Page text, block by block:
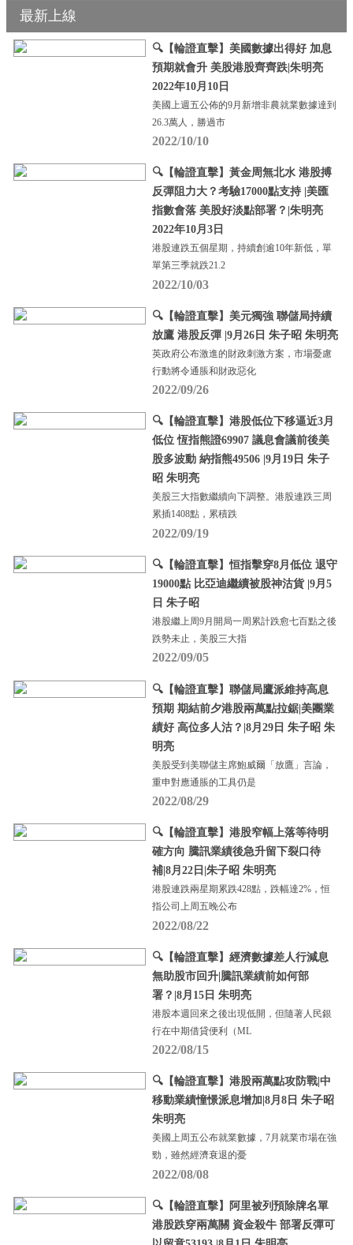
最新上線
🔍【輪證直擊】美國數據出得好 加息
預期就會升 美股港股齊齊跌|朱明亮
2022年10月10日
美國上週五公佈的9月新增非農就業數據達到
26.3萬人，勝過市
2022/10/10
🔍【輪證直擊】黃金周無北水 港股搏
反彈阻力大？考驗17000點支持 |美匯
指數會落 美股好淡點部署？|朱明亮
2022年10月3日
港股連跌五個星期，持續創逾10年新低，單
單第三季就跌21.2
2022/10/03
🔍【輪證直擊】美元獨強 聯儲局持續
放鷹 港股反彈 |9月26日 朱子昭 朱明亮
英政府公布激進的財政刺激方案，市場憂慮
行動將令通脹和財政惡化
2022/09/26
🔍【輪證直擊】港股低位下移逼近3月
低位 恆指熊證69907 議息會議前後美
股多波動 納指熊49506 |9月19日 朱子
昭 朱明亮
美股三大指數繼續向下調整。港股連跌三周
累插1408點，累積跌
2022/09/19
🔍【輪證直擊】恒指擊穿8月低位 退守
19000點 比亞迪繼續被股神沽貨 |9月5
日 朱子昭
港股繼上周9月開局一周累計跌愈七百點之後
跌勢未止，美股三大指
2022/09/05
🔍【輪證直擊】聯儲局鷹派維持高息
預期 期結前夕港股兩萬點拉鋸|美團業
績好 高位多人沽？|8月29日 朱子昭 朱
明亮
美股受到美聯儲主席鮑威爾「放鷹」言論，
重申對應通脹的工具仍是
2022/08/29
🔍【輪證直擊】港股窄幅上落等待明
確方向 騰訊業績後急升留下裂口待
補|8月22日|朱子昭 朱明亮
港股連跌兩星期累跌428點，跌幅達2%，恒
指公司上周五晚公布
2022/08/22
🔍【輪證直擊】經濟數據差人行減息
無助股市回升|騰訊業績前如何部
署？|8月15日 朱明亮
港股本週回來之後出現低開，但隨著人民銀
行在中期借貸便利（ML
2022/08/15
🔍【輪證直擊】港股兩萬點攻防戰|中
移動業績憧憬派息增加|8月8日 朱子昭
朱明亮
美國上周五公布就業數據，7月就業市場在強
勁，雖然經濟衰退的憂
2022/08/08
🔍【輪證直擊】阿里被列預除牌名單
港股跌穿兩萬關 資金殺牛 部署反彈可